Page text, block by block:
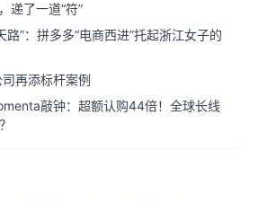
递了一道“符”
路”：拼多多“电商西进”托起浙江女子的
再添标杆案例
敲钟：超额认购44倍！全球长线